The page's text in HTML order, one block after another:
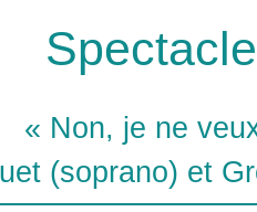
« Non, je ne
(soprano) et